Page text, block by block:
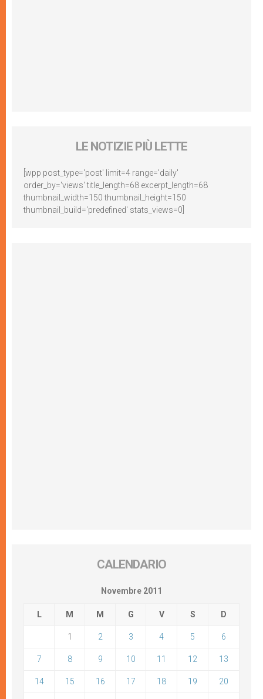
LE NOTIZIE PIÙ LETTE
[wpp post_type='post' limit=4 range='daily'
order_by='views' title_length=68 excerpt_length=68
thumbnail_width=150 thumbnail_height=150
thumbnail_build='predefined' stats_views=0]
CALENDARIO
Novembre 2011
L M M G V S D
1 2 3 4 5 6
7 8 9 10 11 12 13
14 15 16 17 18 19 20